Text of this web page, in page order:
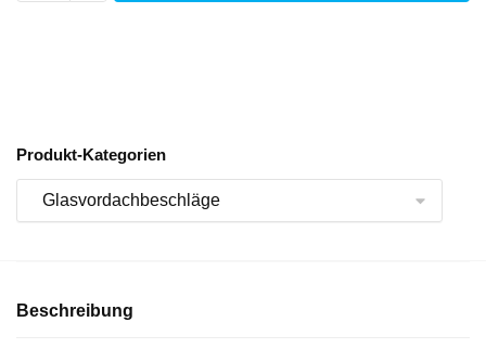
Produkt-Kategorien
Beschreibung